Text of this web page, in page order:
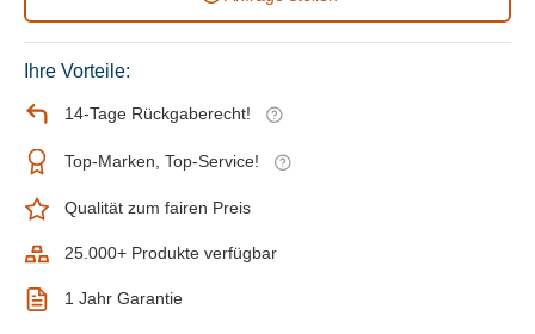
Ihre Vorteile:
14-Tage Rückgaberecht!
Top-Marken, Top-Service!
Qualität zum fairen Preis
25.000+ Produkte verfügbar
1 Jahr Garantie